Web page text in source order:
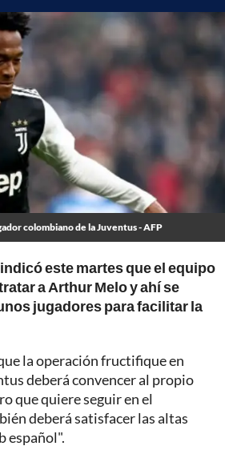
colombiano de la Juventus - AFP
este martes que el equipo
a Arthur Melo y ahí se
jugadores para facilitar la
la operación fructifique en
deberá convencer al propio
que quiere seguir en el
deberá satisfacer las altas
español".